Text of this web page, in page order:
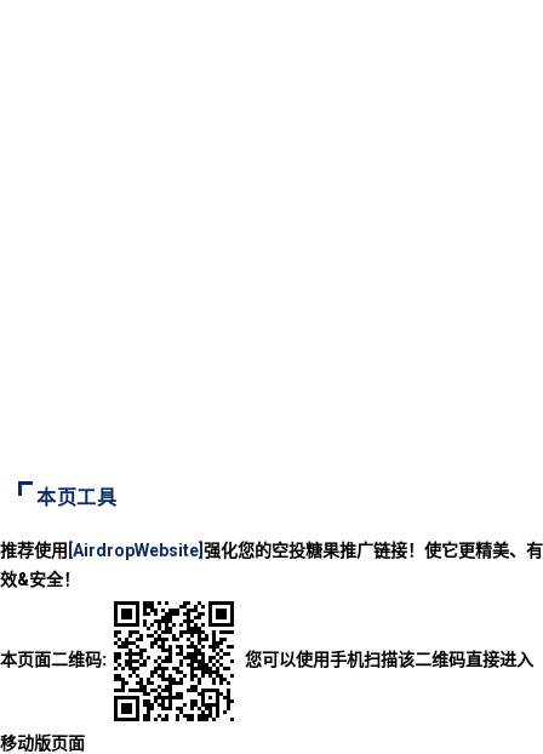
本页工具
推荐使用 [AirdropWebsite] 强化您的空投糖果推广链接！使它更精美、有
效&安全！
本页面二维码: 您可以使用手机扫描该二维码直接进入
移动版页面